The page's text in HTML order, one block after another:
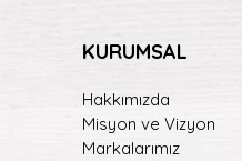
KURUMSAL
Hakkımızda
Misyon ve Vizyon
Markalarımız